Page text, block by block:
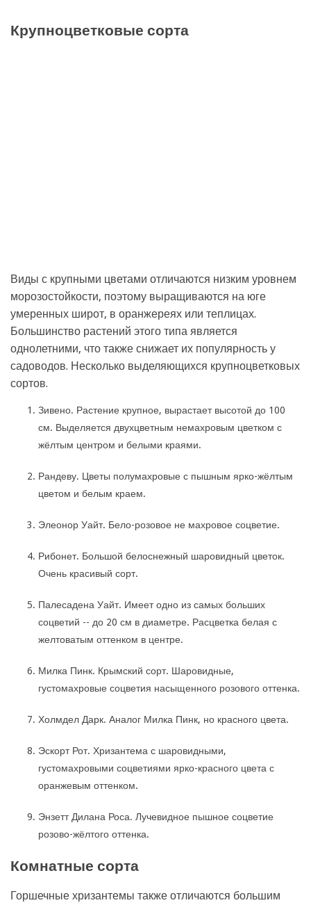
Крупноцветковые сорта
Виды с крупными цветами отличаются низким уровнем
морозостойкости, поэтому выращиваются на юге
умеренных широт, в оранжереях или теплицах.
Большинство растений этого типа является
однолетними, что также снижает их популярность у
садоводов. Несколько выделяющихся крупноцветковых
сортов.
Зивено. Растение крупное, вырастает высотой до 100
см. Выделяется двухцветным немахровым цветком с
жёлтым центром и белыми краями.
Рандеву. Цветы полумахровые с пышным ярко-жёлтым
цветом и белым краем.
Элеонор Уайт. Бело-розовое не махровое соцветие.
Рибонет. Большой белоснежный шаровидный цветок.
Очень красивый сорт.
Палесадена Уайт. Имеет одно из самых больших
соцветий -- до 20 см в диаметре. Расцветка белая с
желтоватым оттенком в центре.
Милка Пинк. Крымский сорт. Шаровидные,
густомахровые соцветия насыщенного розового оттенка.
Холмдел Дарк. Аналог Милка Пинк, но красного цвета.
Эскорт Рот. Хризантема с шаровидными,
густомахровыми соцветиями ярко-красного цвета с
оранжевым оттенком.
Энзетт Дилана Роса. Лучевидное пышное соцветие
розово-жёлтого оттенка.
Комнатные сорта
Горшечные хризантемы также отличаются большим